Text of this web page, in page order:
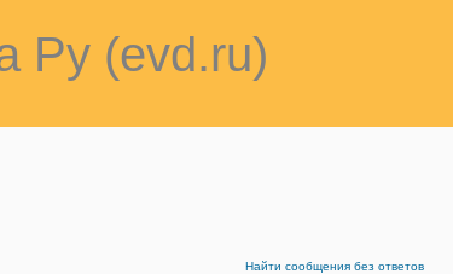
Ру (evd.ru)
Найти сообщения без ответов